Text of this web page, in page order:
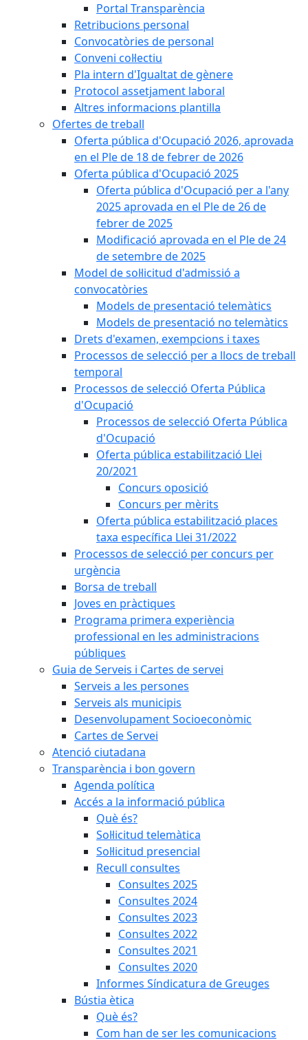
Portal Transparència
Retribucions personal
Convocatòries de personal
Conveni col·lectiu
Pla intern d'Igualtat de gènere
Protocol assetjament laboral
Altres informacions plantilla
Ofertes de treball
Oferta pública d'Ocupació 2026, aprovada
en el Ple de 18 de febrer de 2026
Oferta pública d'Ocupació 2025
Oferta pública d'Ocupació per a l'any
2025 aprovada en el Ple de 26 de
febrer de 2025
Modificació aprovada en el Ple de 24
de setembre de 2025
Model de sol·licitud d'admissió a
convocatòries
Models de presentació telemàtics
Models de presentació no telemàtics
Drets d'examen, exempcions i taxes
Processos de selecció per a llocs de treball
temporal
Processos de selecció Oferta Pública
d'Ocupació
Processos de selecció Oferta Pública
d'Ocupació
Oferta pública estabilització Llei
20/2021
Concurs oposició
Concurs per mèrits
Oferta pública estabilització places
taxa específica Llei 31/2022
Processos de selecció per concurs per
urgència
Borsa de treball
Joves en pràctiques
Programa primera experiència
professional en les administracions
públiques
Guia de Serveis i Cartes de servei
Serveis a les persones
Serveis als municipis
Desenvolupament Socioeconòmic
Cartes de Servei
Atenció ciutadana
Transparència i bon govern
Agenda política
Accés a la informació pública
Què és?
Sol·licitud telemàtica
Sol·licitud presencial
Recull consultes
Consultes 2025
Consultes 2024
Consultes 2023
Consultes 2022
Consultes 2021
Consultes 2020
Informes Síndicatura de Greuges
Bústia ètica
Què és?
Com han de ser les comunicacions